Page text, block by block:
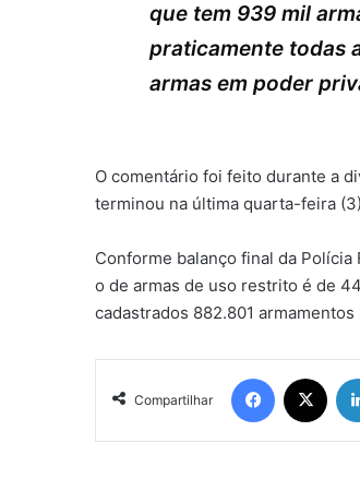
que tem 939 mil
praticamente todas
armas em poder
O comentário foi feito durante a
terminou na última quarta-feira
Conforme balanço final da
o de armas de uso restrito é de
cadastrados 882.801
Compartilhar
Facebook